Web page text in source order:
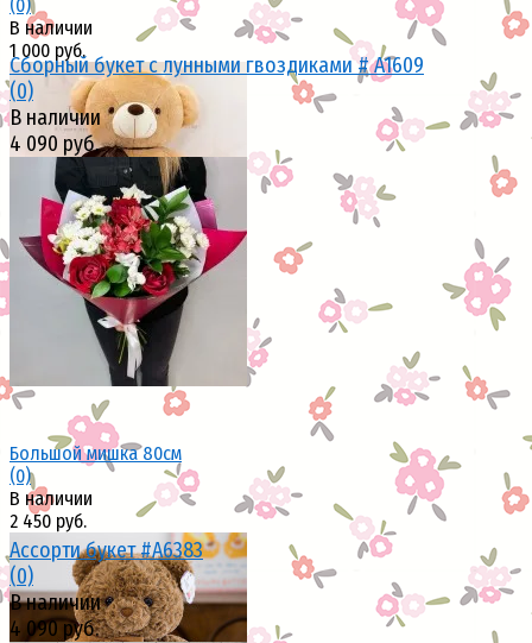
избранное сравнить
(0)
В наличии
1 000 руб.
Большой мишка 80см
(0)
В наличии
2 450 руб.
избранное сравнить
Сборный букет с лунными гвоздиками # A1609
(0)
В наличии
4 090 руб.
Ассорти букет #A6383
(0)
В наличии
4 090 руб.